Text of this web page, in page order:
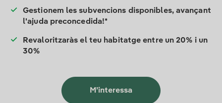
Gestionem les subvencions disponibles, avançant
l'ajuda preconcedida!*
Revaloritzaràs el teu habitatge entre un 20% i un
30%
M’interessa